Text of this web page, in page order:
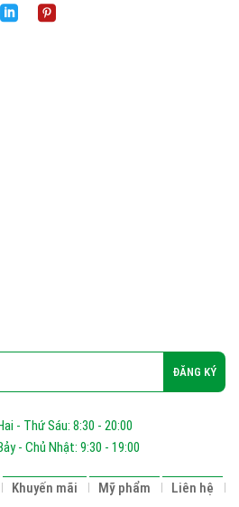
- Thứ Sáu: 8:30 - 20:00
- Chủ Nhật: 9:30 - 19:00
Khuyến mãi Mỹ phẩm
Liên hệ